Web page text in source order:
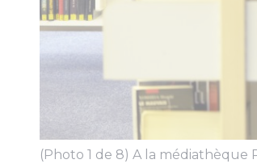
(Photo 1 de 8) A la médiathèque